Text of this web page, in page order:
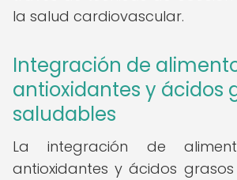
la salud cardiovascular.
Integración de
antioxidantes y ácidos
saludables
La integración de
antioxidantes y ácidos